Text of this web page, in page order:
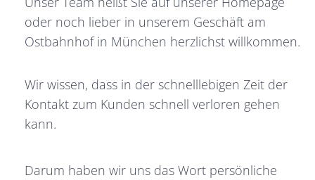
oder noch lieber in unserem Geschäft am
Ostbahnhof in München herzlichst willkommen.
Wir wissen, dass in der schnelllebigen Zeit der
Kontakt zum Kunden schnell verloren gehen
kann.
Darum haben wir uns das Wort persönliche